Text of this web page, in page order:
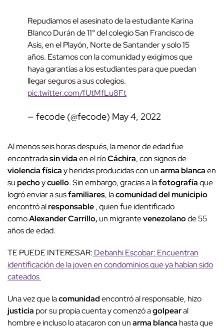
Repudiamos el asesinato de la estudiante Karina
Blanco Durán de 11° del colegio San Francisco de
Asís, en el Playón, Norte de Santander y solo 15
años. Estamos con la comunidad y exigimos que
haya garantías a los estudiantes para que puedan
llegar seguros a sus colegios.
pic.twitter.com/fUtMfLu8Ft
— fecode (@fecode) May 4, 2022
Al menos seis horas después, la menor de edad fue
encontradasin vidaen el ríoCáchira, con signos de
violencia físicay heridas producidas con unarma blancaen
supechoycuello. Sin embargo, gracias a lafotografíaque
logró enviar a susfamiliares, lacomunidad del municipio
encontró alresponsable,quien fue identificado
comoAlexander Carrillo, un migrantevenezolanode 55
años de edad.
TE PUEDE INTERESAR: Debanhi Escobar: Encuentran
identificación de la joven en condominios que ya habían sido
cateados
Una vez que lacomunidadencontró al responsable, hizo
justicia por su propia cuenta y comenzó agolpearal
hombre e incluso lo atacaron con unarma blanca hasta que